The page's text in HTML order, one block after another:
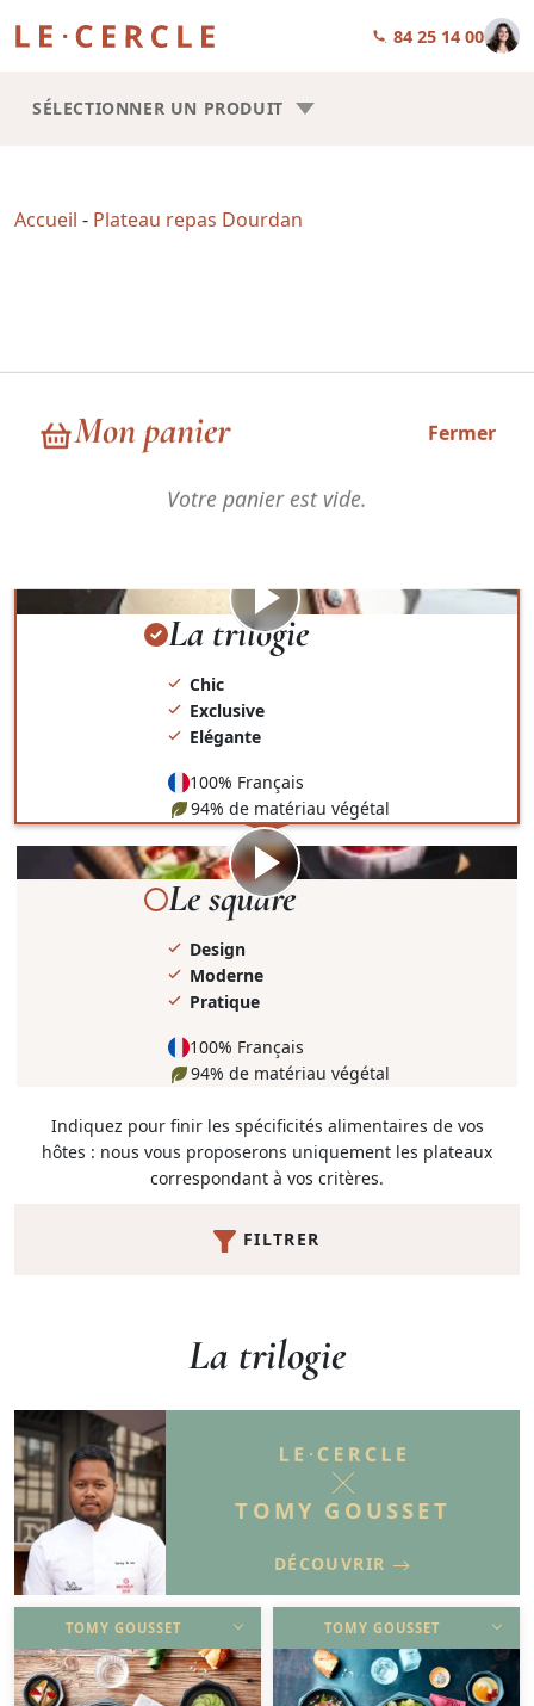
01 84 25 14 00
Mon panier Fermer
Votre panier est vide.
SÉLECTIONNER UN PRODUIT
Accueil - Plateau repas Dourdan
Plateau repas Dourdan
Choisissez la forme de vos plateaux repas : Trilogie ou Square.
Visionner
la
La trilogie
Chic
Exclusive
Elégante
100% Français
94% de matériau végétal
Visionner
la
Le square
Design
Moderne
Pratique
100% Français
94% de matériau végétal
Indiquez pour finir les spécificités alimentaires de vos
hôtes : nous vous proposerons uniquement les plateaux
correspondant à vos critères.
FILTRER
La trilogie
TOMY GOUSSET
DÉCOUVRIR
TOMY GOUSSET TOMY GOUSSET